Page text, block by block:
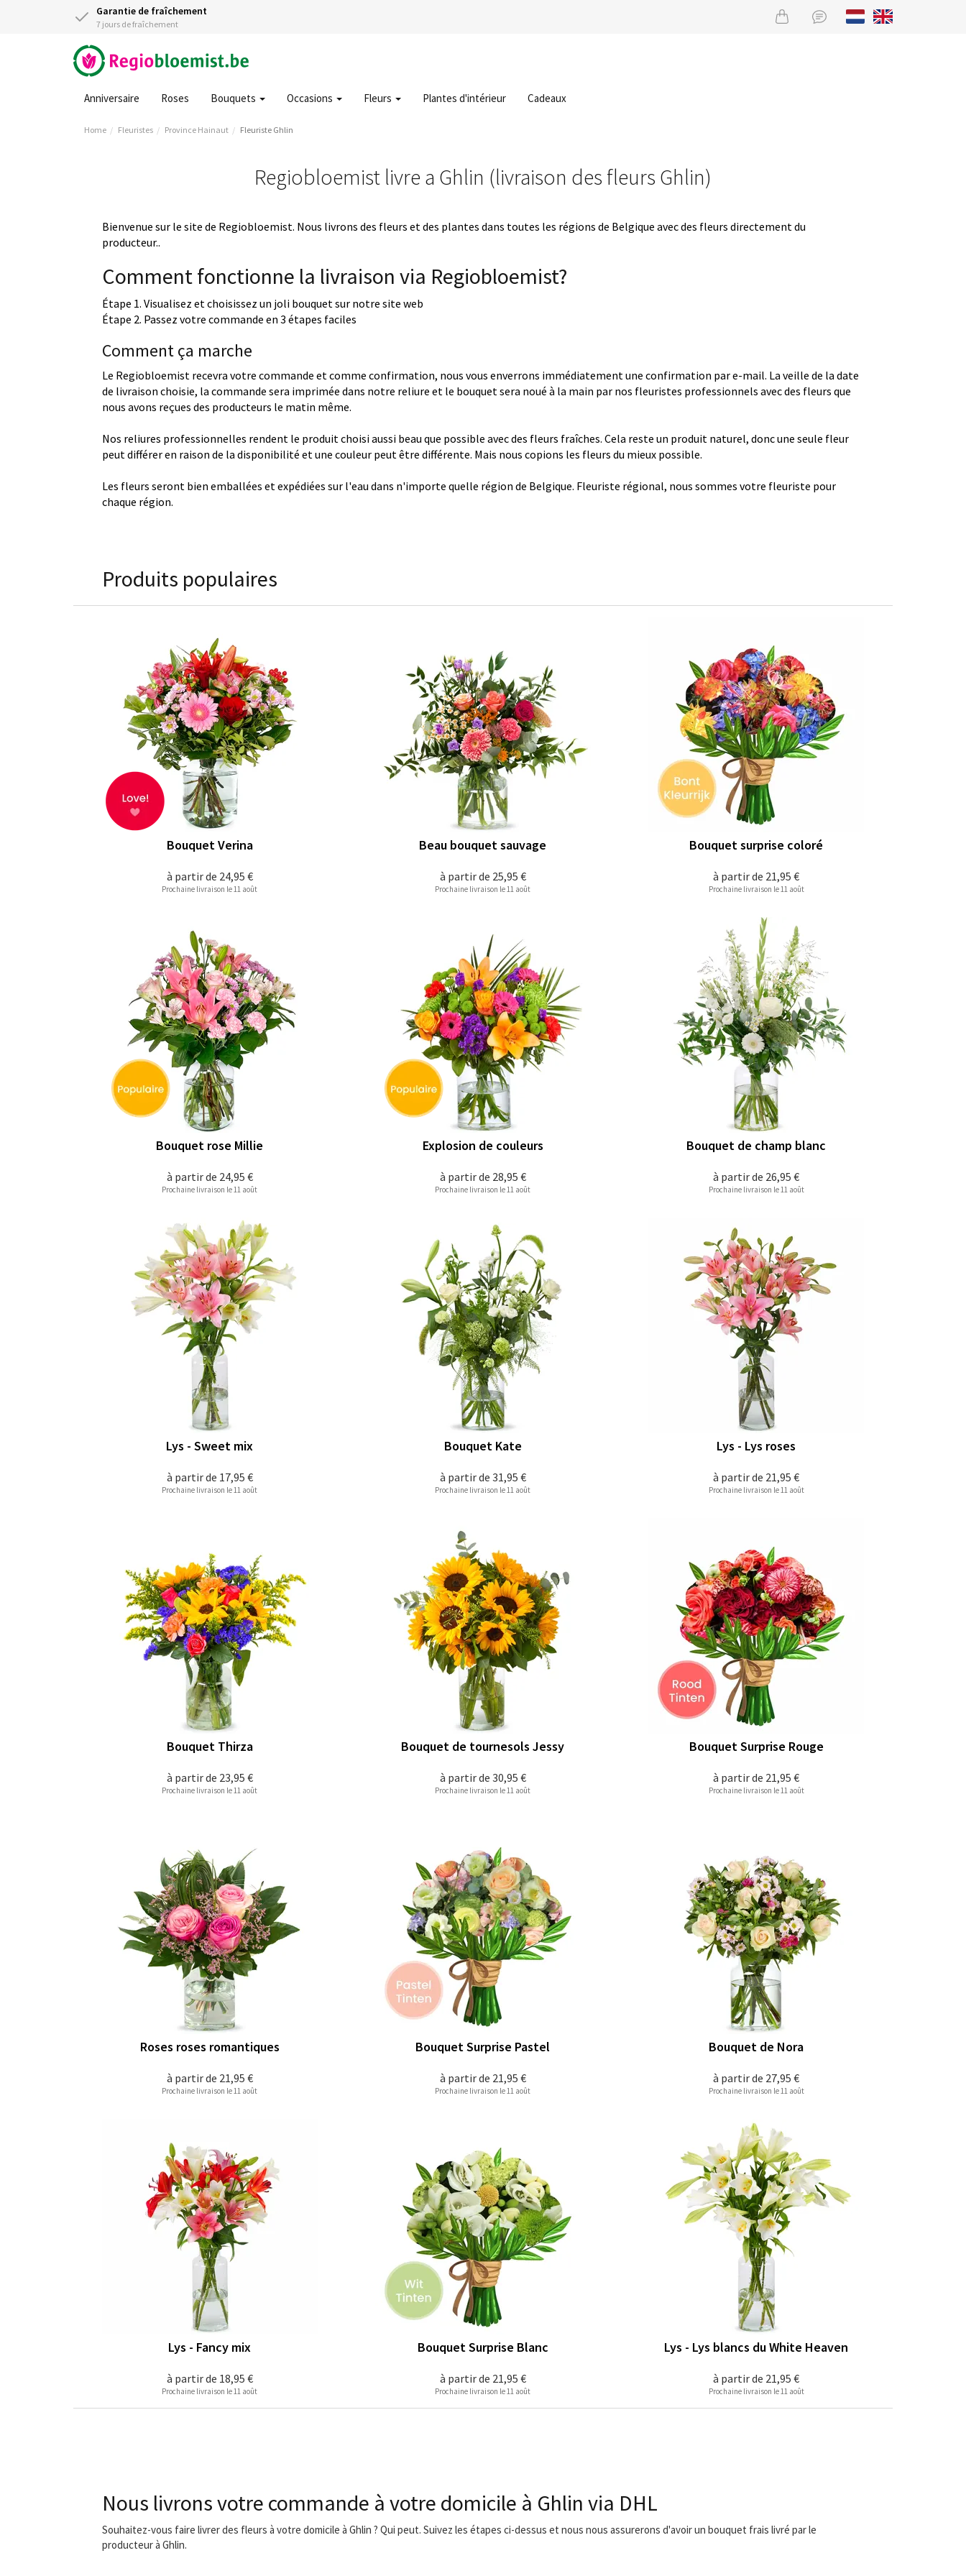
Garantie de fraîchement
7 jours de fraîchement
Anniversaire Roses Bouquets Occasions Fleurs Plantes d'intérieur Cadeaux
Home Fleuristes Province Hainaut Fleuriste Ghlin
Regiobloemist livre a Ghlin (livraison des fleurs Ghlin)
Bienvenue sur le site de Regiobloemist. Nous livrons des fleurs et des plantes dans toutes les régions de Belgique avec des fleurs directement du
producteur..
Comment fonctionne la livraison via Regiobloemist?
Étape 1. Visualisez et choisissez un joli bouquet sur notre site web
Étape 2. Passez votre commande en 3 étapes faciles
Comment ça marche
Le Regiobloemist recevra votre commande et comme confirmation, nous vous enverrons immédiatement une confirmation par e-mail. La veille de la date
de livraison choisie, la commande sera imprimée dans notre reliure et le bouquet sera noué à la main par nos fleuristes professionnels avec des fleurs que
nous avons reçues des producteurs le matin même.
Nos reliures professionnelles rendent le produit choisi aussi beau que possible avec des fleurs fraîches. Cela reste un produit naturel, donc une seule fleur
peut différer en raison de la disponibilité et une couleur peut être différente. Mais nous copions les fleurs du mieux possible.
Les fleurs seront bien emballées et expédiées sur l'eau dans n'importe quelle région de Belgique. Fleuriste régional, nous sommes votre fleuriste pour
chaque région.
Produits populaires
à partir de 24,95 €
Bouquet Verina
Prochaine livraison le 11 août
à partir de 25,95 €
Beau bouquet sauvage
Prochaine livraison le 11 août
à partir de 21,95 €
Bouquet surprise coloré
Prochaine livraison le 11 août
à partir de 24,95 €
Bouquet rose Millie
Prochaine livraison le 11 août
à partir de 28,95 €
Explosion de couleurs
Prochaine livraison le 11 août
à partir de 26,95 €
Bouquet de champ blanc
Prochaine livraison le 11 août
à partir de 17,95 €
Lys - Sweet mix
Prochaine livraison le 11 août
à partir de 31,95 €
Bouquet Kate
Prochaine livraison le 11 août
à partir de 21,95 €
Lys - Lys roses
Prochaine livraison le 11 août
à partir de 23,95 €
Bouquet Thirza
Prochaine livraison le 11 août
à partir de 30,95 €
Bouquet de tournesols Jessy
Prochaine livraison le 11 août
à partir de 21,95 €
Bouquet Surprise Rouge
Prochaine livraison le 11 août
à partir de 21,95 €
Roses roses romantiques
Prochaine livraison le 11 août
à partir de 21,95 €
Bouquet Surprise Pastel
Prochaine livraison le 11 août
à partir de 27,95 €
Bouquet de Nora
Prochaine livraison le 11 août
à partir de 18,95 €
Lys - Fancy mix
Prochaine livraison le 11 août
à partir de 21,95 €
Bouquet Surprise Blanc
Prochaine livraison le 11 août
à partir de 21,95 €
Lys - Lys blancs du White Heaven
Prochaine livraison le 11 août
Nous livrons votre commande à votre domicile à Ghlin via DHL
Souhaitez-vous faire livrer des fleurs à votre domicile à Ghlin ? Qui peut. Suivez les étapes ci-dessus et nous nous assurerons d'avoir un bouquet frais livré par le
producteur à Ghlin.